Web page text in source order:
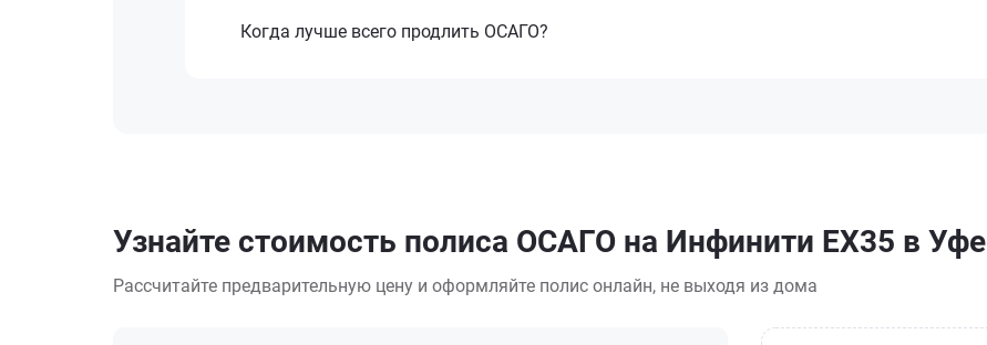
Когда лучше всего продлить ОСАГО?
Узнайте стоимость полиса ОСАГО на Инфинити EX35 в Уфе
Рассчитайте предварительную цену и оформляйте полис онлайн, не выходя из дома